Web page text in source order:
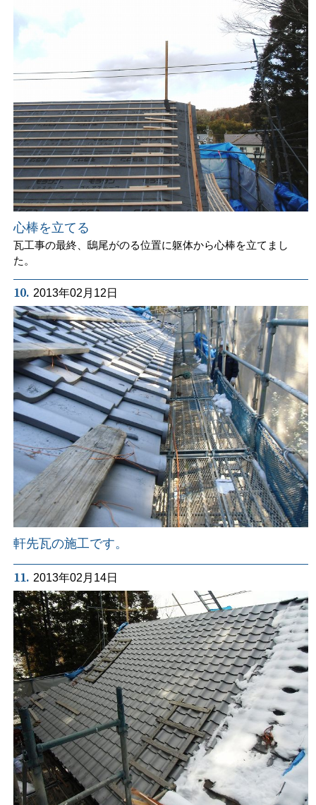
心棒を立てる
瓦工事の最終、鴟尾がのる位置に躯体から心棒を立てまし
た。
10. 2013年02月12日
軒先瓦の施工です。
11. 2013年02月14日